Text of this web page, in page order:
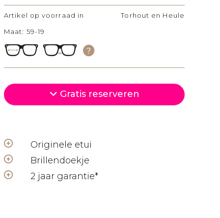
Artikel op voorraad in Torhout en Heule
Maat: 59-19
Gratis reserveren
Originele etui
Brillendoekje
2 jaar garantie*